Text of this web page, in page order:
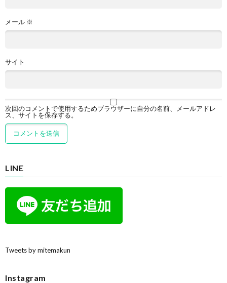
メール ※
サイト
次回のコメントで使用するためブラウザーに自分の名前、メールアドレ
ス、サイトを保存する。
LINE
Tweets by mitemakun
Instagram